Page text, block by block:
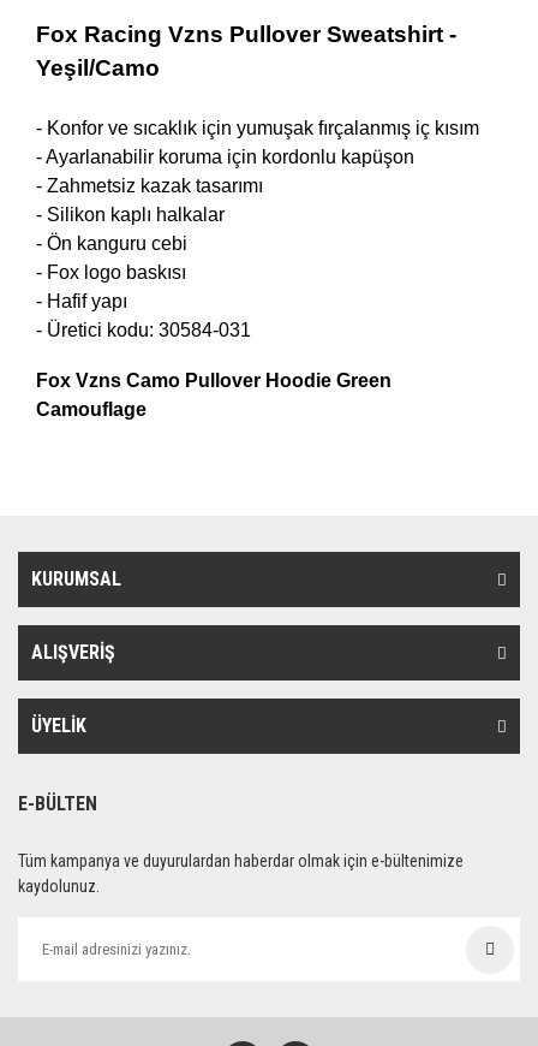
Fox Racing Vzns Pullover Sweatshirt -
Yeşil/Camo
- Konfor ve sıcaklık için yumuşak fırçalanmış iç kısım
- Ayarlanabilir koruma için kordonlu kapüşon
- Zahmetsiz kazak tasarımı
- Silikon kaplı halkalar
- Ön kanguru cebi
- Fox logo baskısı
- Hafif yapı
- Üretici kodu: 30584-031
Fox Vzns Camo Pullover Hoodie Green
Camouflage
KURUMSAL
ALIŞVERİŞ
ÜYELİK
E-BÜLTEN
Tüm kampanya ve duyurulardan haberdar olmak için e-bültenimize
kaydolunuz.